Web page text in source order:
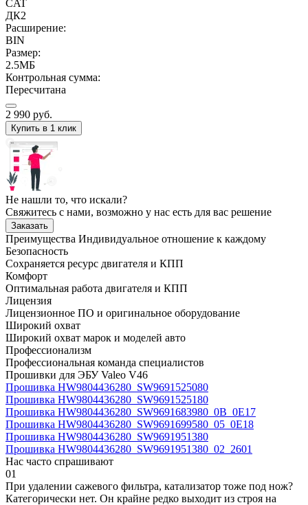
CAT
ДК2
Расширение:
BIN
Размер:
2.5МБ
Контрольная сумма:
Пересчитана
2 990 руб.
Купить в 1 клик
Не нашли то, что искали?
Свяжитесь с нами, возможно у нас есть для вас решение
Заказать
Преимущества Индивидуальное отношение к каждому
Безопасность
Сохраняется ресурс двигателя и КПП
Комфорт
Оптимальная работа двигателя и КПП
Лицензия
Лицензионное ПО и оригинальное оборудование
Широкий охват
Широкий охват марок и моделей авто
Профессионализм
Профессиональная команда специалистов
Прошивки для ЭБУ Valeo V46
Прошивка HW9804436280_SW9691525080
Прошивка HW9804436280_SW9691525180
Прошивка HW9804436280_SW9691683980_0B_0E17
Прошивка HW9804436280_SW9691699580_05_0E18
Прошивка HW9804436280_SW9691951380
Прошивка HW9804436280_SW9691951380_02_2601
Нас часто спрашивают
01
При удалении сажевого фильтра, катализатор тоже под нож?
Категорически нет. Он крайне редко выходит из строя на